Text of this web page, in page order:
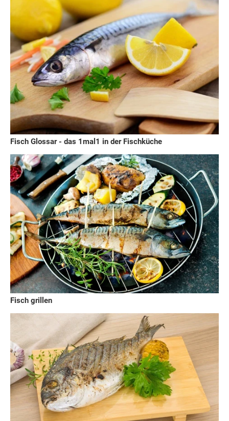
Fisch Glossar - das 1mal1 in der Fischküche
Fisch grillen